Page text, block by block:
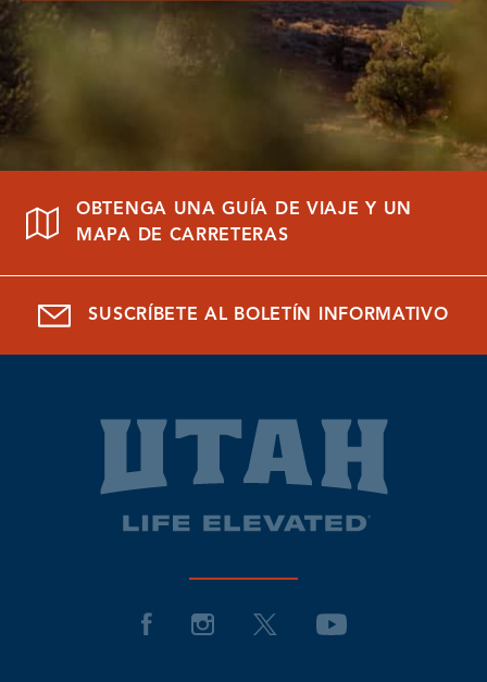
OBTENGA UNA GUÍA DE VIAJE Y UN
MAPA DE CARRETERAS
SUSCRÍBETE AL BOLETÍN INFORMATIVO